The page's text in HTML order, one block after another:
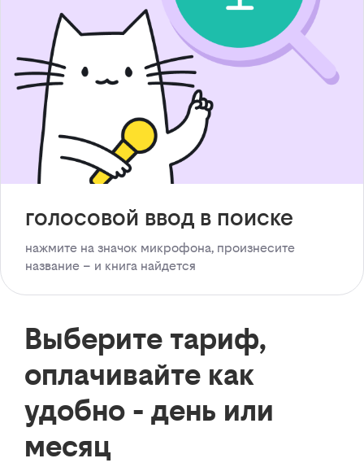
голосовой ввод в поиске
нажмите на значок микрофона, произнесите
название – и книга найдется
Выберите тариф,
оплачивайте как
удобно - день или
месяц